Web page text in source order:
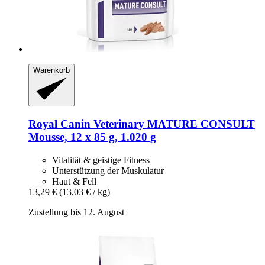
Warenkorb
Royal Canin Veterinary MATURE CONSULT
Mousse, 12 x 85 g, 1.020 g
Vitalität & geistige Fitness
Unterstützung der Muskulatur
Haut & Fell
13,29 € (13,03 € / kg)
Zustellung bis 12. August